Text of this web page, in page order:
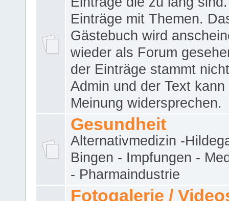
Einträge mit Themen.
Gästebuch wird
wieder als Forum
der Einträge stammt
Admin und der Text kann
Meinung widersprechen.
Gesundheit
Alternativmedizin -
Bingen - Impfungen -
- Pharmaindustrie
Fotogalerie /